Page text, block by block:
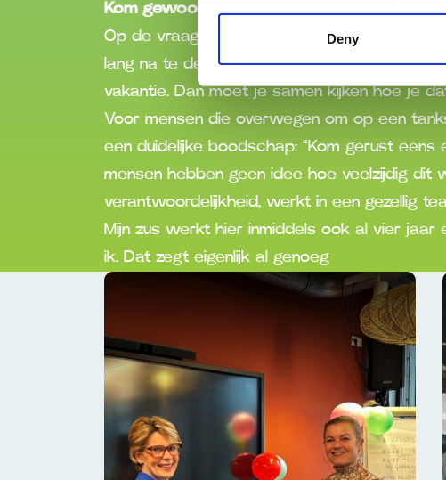
Deny
Kom gewoon eens kijken
Op de vraag wat het meest uitdagend is
lang na te denken. “De zomerroosters!
vakantie. Dan moet je samen kijken hoe je
Voor mensen die overwegen om op een
een duidelijke boodschap: “Kom gerust eens
mensen hebben geen idee hoe veelzijdig dit
verantwoordelijkheid, werkt in een gezellig
Mijn zus werkt hier inmiddels ook al vier jaar
ik. Dat zegt eigenlijk al genoeg